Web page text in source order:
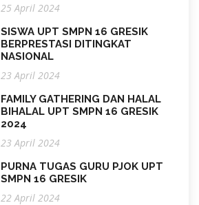
25 April 2024
SISWA UPT SMPN 16 GRESIK
BERPRESTASI DITINGKAT
NASIONAL
23 April 2024
FAMILY GATHERING DAN HALAL
BIHALAL UPT SMPN 16 GRESIK
2024
23 April 2024
PURNA TUGAS GURU PJOK UPT
SMPN 16 GRESIK
22 April 2024